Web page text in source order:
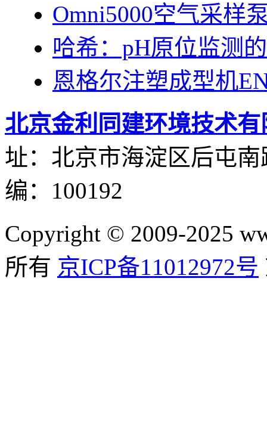
Omni5000空气采样
哈希：pH原位监测
恩格尔注塑成型机
北京金利同建环境技术有
址：北京市海淀区后屯
编：100192
Copyright © 2009-2025
所有 京ICP备11012972号